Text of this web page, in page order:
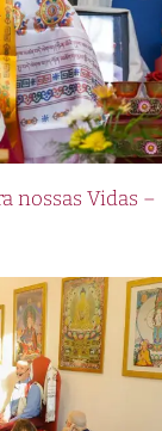
nossas Vidas –